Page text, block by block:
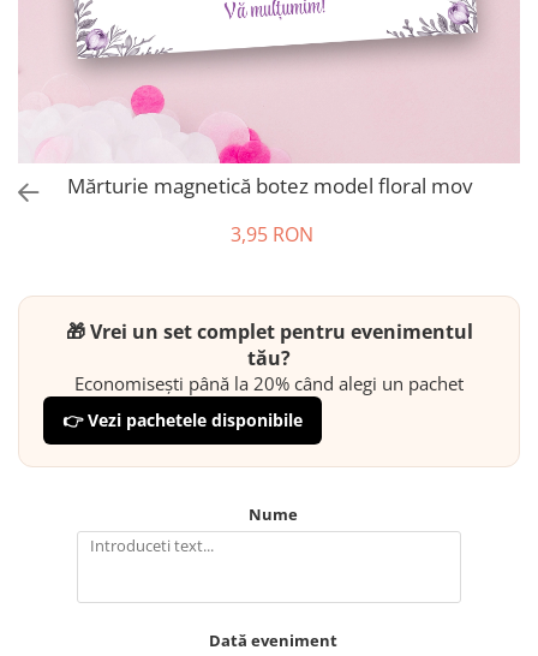
Mărturie magnetică botez model floral mov
3,95 RON
🎁 Vrei un set complet pentru evenimentul
tău?
Economisești până la 20% când alegi un pachet
👉 Vezi pachetele disponibile
Nume
Dată eveniment